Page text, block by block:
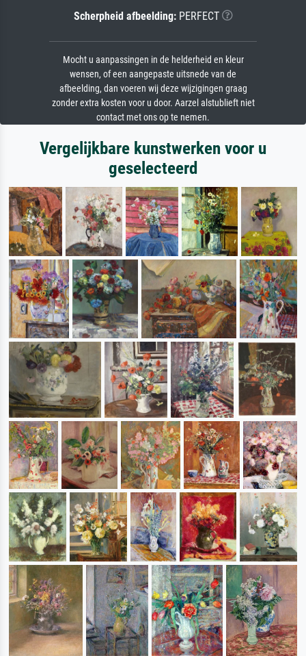
Scherpheid afbeelding:PERFECT
Mocht u aanpassingen in de helderheid en kleur
wensen, of een aangepaste uitsnede van de
afbeelding, dan voeren wij deze wijzigingen graag
zonder extra kosten voor u door. Aarzel alstublieft niet
contact met ons op te nemen.
Vergelijkbare kunstwerken voor u
geselecteerd